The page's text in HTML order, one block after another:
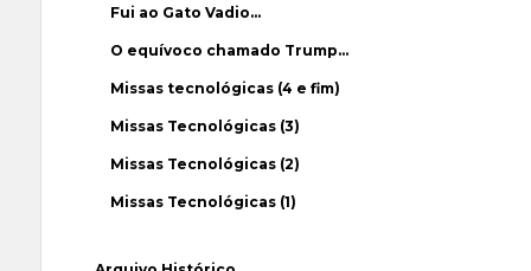
Fui ao Gato Vadio…
O equívoco chamado Trump…
Missas tecnológicas (4 e fim)
Missas Tecnológicas (3)
Missas Tecnológicas (2)
Missas Tecnológicas (1)